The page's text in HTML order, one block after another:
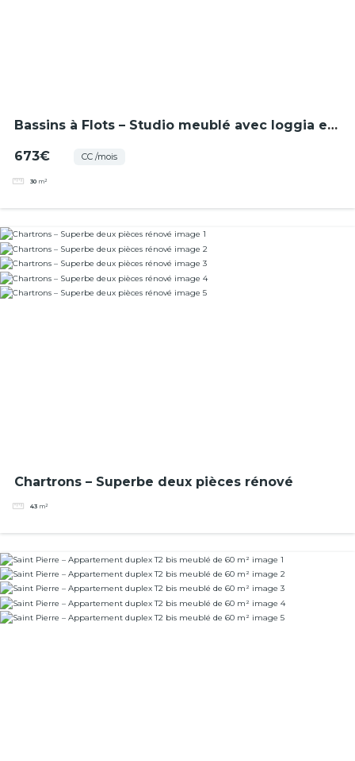
Bassins à Flots – Studio meublé avec loggia et
673€
CC /mois
30 m²
Chartrons – Superbe deux pièces rénové
43 m²